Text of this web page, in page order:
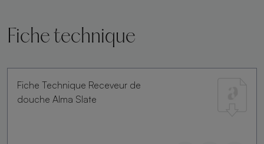
Fiche technique
Fiche Technique Receveur de
douche Alma Slate